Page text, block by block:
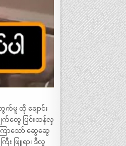
မူ ထို ချောင်း
က်တွေ ပြင်းထန်လှ
ကြာသော် ဆွေဆွေ
း ဖြူရာ၊ ဒီလူ